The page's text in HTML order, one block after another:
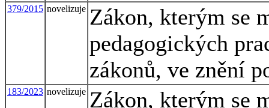
379/2015 novelizuje Zákon, kterým se
pedagogických
zákonů, ve znění
183/2023 novelizuje Zákon, kterým se